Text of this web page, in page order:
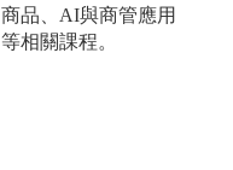
商品、AI與商管應用
等相關課程。